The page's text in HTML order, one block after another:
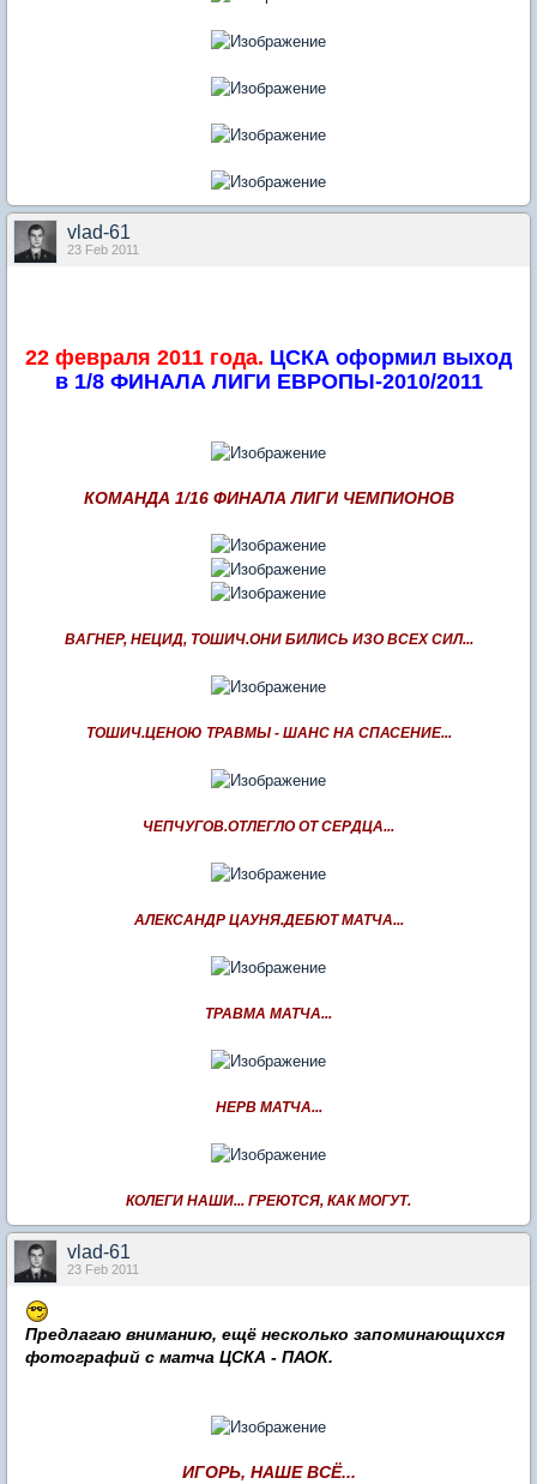
vlad-61
23 Feb 2011
22 февраля 2011 года. ЦСКА оформил выход
в 1/8 ФИНАЛА ЛИГИ ЕВРОПЫ-2010/2011
КОМАНДА 1/16 ФИНАЛА ЛИГИ ЧЕМПИОНОВ
ВАГНЕР, НЕЦИД, ТОШИЧ.ОНИ БИЛИСЬ ИЗО ВСЕХ СИЛ...
ТОШИЧ.ЦЕНОЮ ТРАВМЫ - ШАНС НА СПАСЕНИЕ...
ЧЕПЧУГОВ.ОТЛЕГЛО ОТ СЕРДЦА...
АЛЕКСАНДР ЦАУНЯ.ДЕБЮТ МАТЧА...
ТРАВМА МАТЧА...
НЕРВ МАТЧА...
КОЛЕГИ НАШИ... ГРЕЮТСЯ, КАК МОГУТ.
vlad-61
23 Feb 2011
Предлагаю вниманию, ещё несколько запоминающихся
фотографий с матча ЦСКА - ПАОК.
ИГОРЬ, НАШЕ ВСЁ...